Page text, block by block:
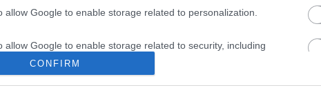
allow Google to enable storage related to personalization.
allow Google to enable storage related to security, including
functionality and fraud prevention, and other user protection.
CONFIRM
|Ski Classics
Øyre Slind går
neste helg